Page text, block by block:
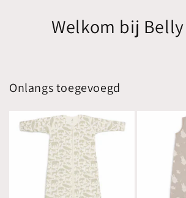
Welkom bij
Onlangs toegevoegd